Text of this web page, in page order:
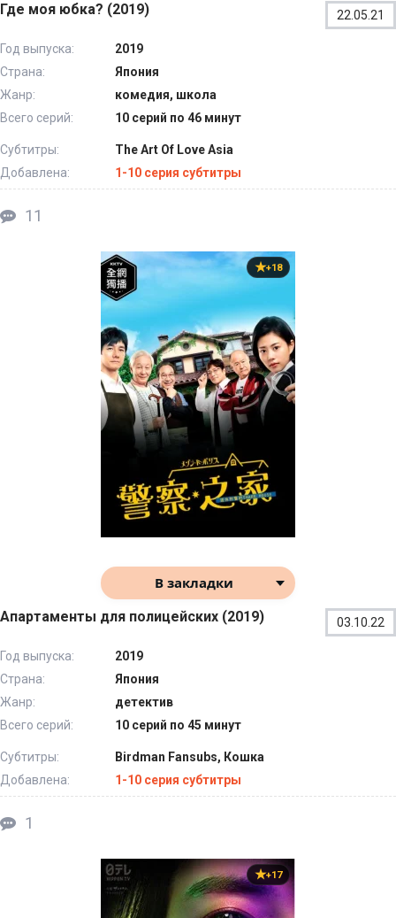
Где моя юбка? (2019) 22.05.21
Год выпуска:
2019
Страна:
Япония
Жанр:
комедия, школа
Всего серий:
10 серий по 46 минут
Субтитры:
The Art Of Love Asia
Добавлена:
1-10 серия субтитры
11
+18
В закладки
Апартаменты для полицейских (2019) 03.10.22
Год выпуска:
2019
Страна:
Япония
Жанр:
детектив
Всего серий:
10 серий по 45 минут
Субтитры:
Birdman Fansubs, Кошка
Добавлена:
1-10 серия субтитры
1
+17